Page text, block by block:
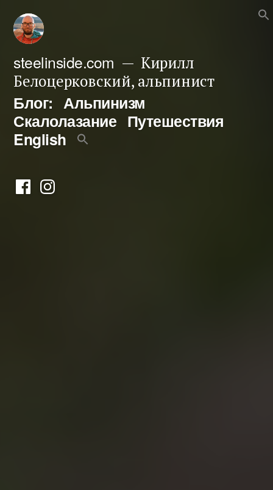
Перейти
содержимому
steelinside.com
Кирилл
Белоцерковский, альпинист
Блог: Альпинизм
Скалолазание Путешествия
English
ФейсбукИнстаграм